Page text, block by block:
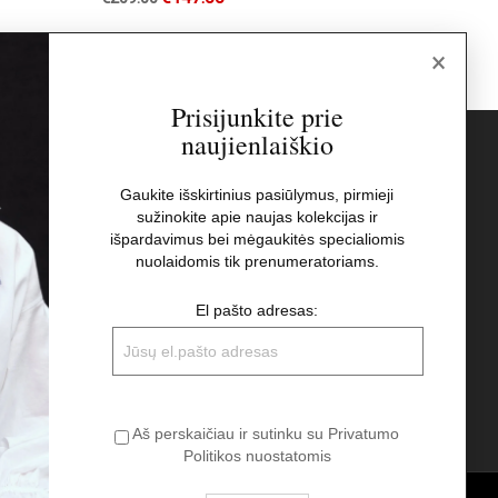
El pašto adresas:
Aš perskaičiau ir sutinku su Privatumo
Politikos nuostatomis
×
Prisijunkite prie
naujienlaiškio
Gaukite išskirtinius pasiūlymus, pirmieji
sužinokite apie naujas kolekcijas ir
išpardavimus bei mėgaukitės specialiomis
nuolaidomis tik prenumeratoriams.
El pašto adresas:
Aš perskaičiau ir sutinku su Privatumo
Politikos nuostatomis